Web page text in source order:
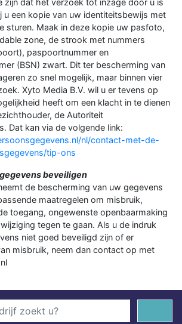
u een kopie van uw identiteitsbewijs met
sturen. Maak in deze kopie uw pasfoto,
zone, de strook met nummers
paspoortnummer en
(BSN) zwart. Dit ter bescherming van
zo snel mogelijk, maar binnen vier
Xyto Media B.V. wil u er tevens op
heeft om een klacht in te dienen
de Autoriteit
Dat kan via de volgende link:
nl/contact-met-de-
tip-ons
beveiligen
de bescherming van uw gegevens
maatregelen om misbruik,
toegang, ongewenste openbaarmaking
tegen te gaan. Als u de indruk
niet goed beveiligd zijn of er
misbruik, neem dan contact op met